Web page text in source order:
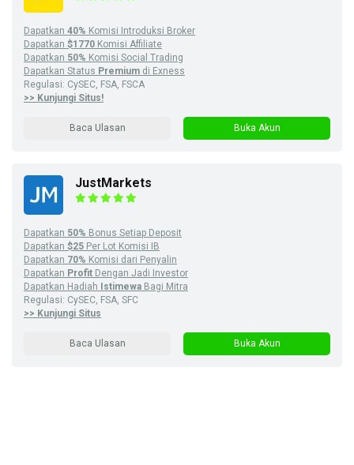
Dapatkan 40% Komisi Introduksi Broker
Dapatkan $1770 Komisi Affiliate
Dapatkan 50% Komisi Social Trading
Dapatkan Status Premium di Exness
Regulasi: CySEC, FSA, FSCA
>> Kunjungi Situs!
Baca Ulasan Buka Akun
JustMarkets
Dapatkan 50% Bonus Setiap Deposit
Dapatkan $25 Per Lot Komisi IB
Dapatkan 70% Komisi dari Penyalin
Dapatkan Profit Dengan Jadi Investor
Dapatkan Hadiah
Istimewa Bagi Mitra
Regulasi: CySEC, FSA, SFC
>> Kunjungi Situs
Baca Ulasan Buka Akun